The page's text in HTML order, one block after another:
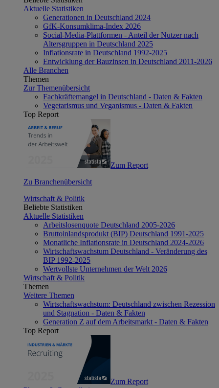
Aktuelle Statistiken
Generationen in Deutschland 2024
GfK-Konsumklima-Index 2026
Social-Media-Plattformen - Anteil der Nutzer nach
Altersgruppen in Deutschland 2025
Inflationsrate in Deutschland 1992-2025
Entwicklung der Bauzinsen in Deutschland 2011-2026
Alle Branchen
Themen
Zur Themenübersicht
Fachkräftemangel in Deutschland - Daten & Fakten
Vegetarismus und Veganismus - Daten & Fakten
Top Report
Zum Report
Zu Branchenübersicht
Wirtschaft & Politik
Beliebte Statistiken
Aktuelle Statistiken
Arbeitslosenquote Deutschland 2005-2026
Bruttoinlandsprodukt (BIP) Deutschland 1991-2025
Monatliche Inflationsrate in Deutschland 2024-2026
Wirtschaftswachstum Deutschland - Veränderung des
BIP 1992-2025
Wertvollste Unternehmen der Welt 2026
Wirtschaft & Politik
Themen
Weitere Themen
Wirtschaftswachstum: Deutschland zwischen Rezession
und Stagnation - Daten & Fakten
Generation Z auf dem Arbeitsmarkt - Daten & Fakten
Top Report
Zum Report